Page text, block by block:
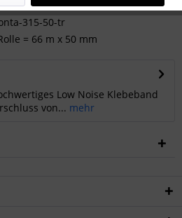
315-50-tr
= 66 m x 50 mm
Low Noise Klebeband
von... mehr